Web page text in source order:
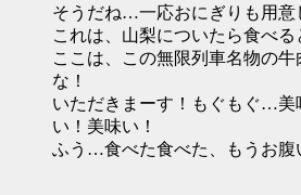
そうだね…一応おにぎりも用意
これは、山梨についたら食べる
ここは、この無限列車名物の
な！
いただきまーす！もぐもぐ…美
い！美味い！
ふう…食べた食べた、もうお腹